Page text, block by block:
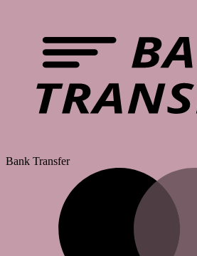
Bank Transfer